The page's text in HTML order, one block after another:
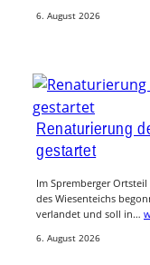
6. August 2026
Renaturierung
gestartet
Im Spremberger
des Wiesenteichs
verlandet und soll in…
6. August 2026